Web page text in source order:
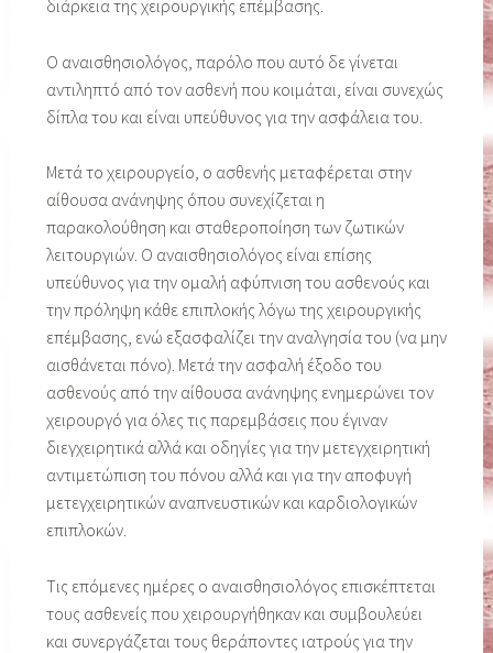
διάρκεια της χειρουργικής επέμβασης.
Ο αναισθησιολόγος, παρόλο που αυτό δε γίνεται
αντιληπτό από τον ασθενή που κοιμάται, είναι συνεχώς
δίπλα του και είναι υπεύθυνος για την ασφάλεια του.
Μετά το χειρουργείο, ο ασθενής μεταφέρεται στην
αίθουσα ανάνηψης όπου συνεχίζεται η
παρακολούθηση και σταθεροποίηση των ζωτικών
λειτουργιών. Ο αναισθησιολόγος είναι επίσης
υπεύθυνος για την ομαλή αφύπνιση του ασθενούς και
την πρόληψη κάθε επιπλοκής λόγω της χειρουργικής
επέμβασης, ενώ εξασφαλίζει την αναλγησία του (να μην
αισθάνεται πόνο). Μετά την ασφαλή έξοδο του
ασθενούς από την αίθουσα ανάνηψης ενημερώνει τον
χειρουργό για όλες τις παρεμβάσεις που έγιναν
διεγχειρητικά αλλά και οδηγίες για την μετεγχειρητική
αντιμετώπιση του πόνου αλλά και για την αποφυγή
μετεγχειρητικών αναπνευστικών και καρδιολογικών
επιπλοκών.
Τις επόμενες ημέρες ο αναισθησιολόγος επισκέπτεται
τους ασθενείς που χειρουργήθηκαν και συμβουλεύει
και συνεργάζεται τους θεράποντες ιατρούς για την